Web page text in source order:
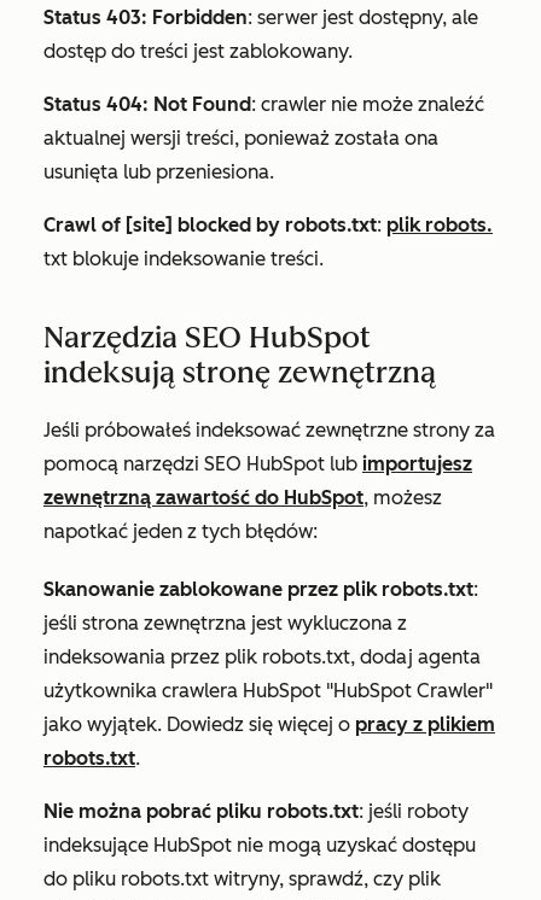
Status 403: Forbidden: serwer jest dostępny, ale
dostęp do treści jest zablokowany.
Status 404: Not Found: crawler nie może znaleźć
aktualnej wersji treści, ponieważ została ona
usunięta lub przeniesiona.
Crawl of [site] blocked by robots.txt: plik robots.
txt blokuje indeksowanie treści.
Narzędzia SEO HubSpot
indeksują stronę zewnętrzną
Jeśli próbowałeś indeksować zewnętrzne strony za
pomocą narzędzi SEO HubSpot lub importujesz
zewnętrzną zawartość do HubSpot, możesz
napotkać jeden z tych błędów:
Skanowanie zablokowane przez plik robots.txt:
jeśli strona zewnętrzna jest wykluczona z
indeksowania przez plik robots.txt, dodaj agenta
użytkownika crawlera HubSpot "HubSpot Crawler"
jako wyjątek. Dowiedz się więcej o pracy z plikiem
robots.txt.
Nie można pobrać pliku robots.txt: jeśli roboty
indeksujące HubSpot nie mogą uzyskać dostępu
do pliku robots.txt witryny, sprawdź, czy plik